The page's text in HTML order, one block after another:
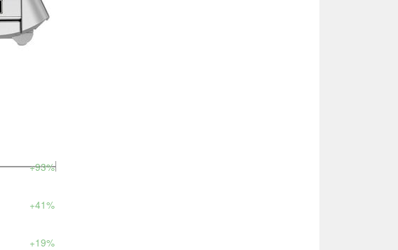
+93%
+41%
+19%